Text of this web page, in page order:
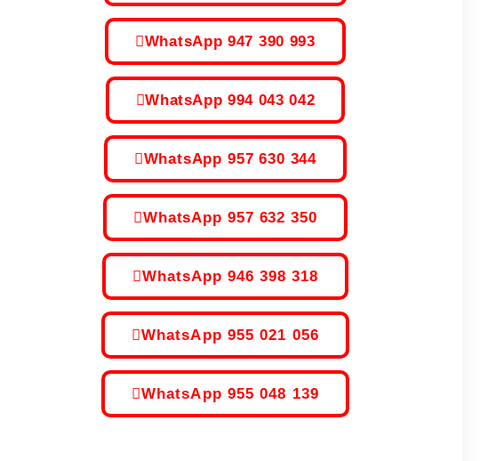
WhatsApp 947 390 993
WhatsApp 994 043 042
WhatsApp 957 630 344
WhatsApp 957 632 350
WhatsApp 946 398 318
WhatsApp 955 021 056
WhatsApp 955 048 139